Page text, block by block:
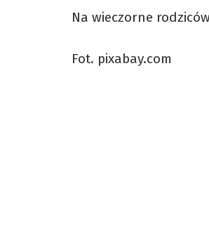
Na wieczorne
Fot. pixabay.com